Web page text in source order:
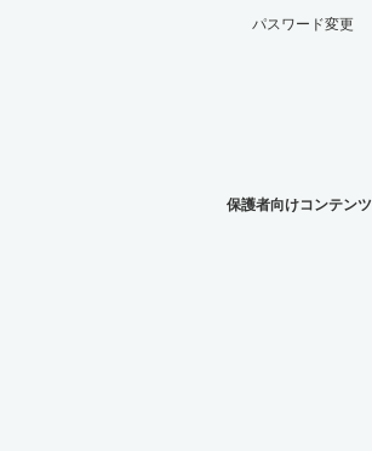
パスワード変更
保護者向けコンテンツ